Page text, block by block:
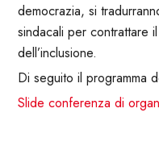
democrazia, si
sindacali per contrattare
dell’inclusione.
Di seguito il programma
Slide conferenza di